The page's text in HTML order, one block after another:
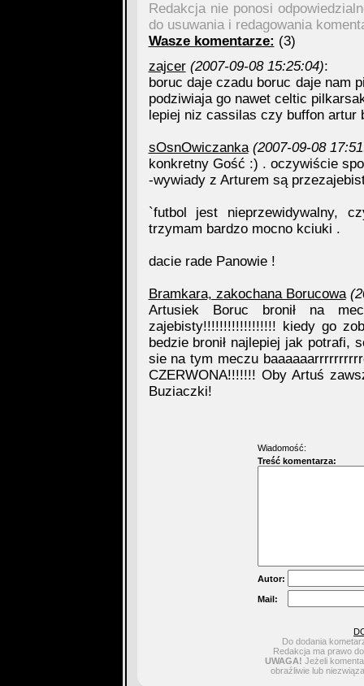
Redakcja nie ponosi
do usuwania i redagowania
Wasze komentarze: (3)
zajcer (2007-09-08 15:25:04):
boruc daje czadu boruc daje nam
podziwiaja go nawet celtic
lepiej niz cassilas czy buffon artur
sOsnOwiczanka (2007-09-08
konkretny Gość :) . oczywiście
-wywiady z Arturem są
`futbol jest nieprzewidywalny,
trzymam bardzo mocno kciuki .
dacie rade Panowie !
Bramkara, zakochana Borucowa
Artusiek Boruc bronił na
zajebisty!!!!!!!!!!!!!!!!!! kiedy go
bedzie bronił najlepiej jak potrafi,
sie na tym meczu
CZERWONA!!!!!!! Oby Artuś
Buziaczki!
Wiadomość:
Treść komentarza:
Autor:
Mail:
Do dodania
Redakcja ma prawo
UWAGA! Jeżeli
obraźliwie lub